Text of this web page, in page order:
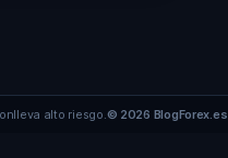
alto riesgo. © 2026 BlogForex.es